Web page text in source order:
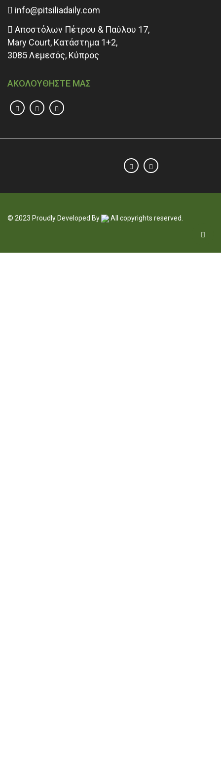
info@pitsiliadaily.com
Αποστόλων Πέτρου & Παύλου 17,
Mary Court, Κατάστημα 1+2,
3085 Λεμεσός, Κύπρος
ΑΚΟΛΟΥΘΗΣΤΕ ΜΑΣ
© 2023 Proudly Developed By All copyrights reserved.